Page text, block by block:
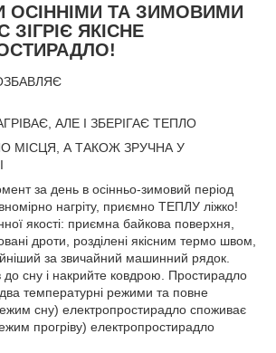
ТА ЗИМОВИМИ
ЯКІСНЕ
АЛЕ І ЗБЕРІГАЄ ТЕПЛО
МІСЦЯ, А ТАКОЖ ЗРУЧНА У
за день в осінньо-зимовий період
нагріту, приємно ТЕПЛУ ліжко!
якості: приємна байкова поверхня,
дроти, розділені якісним термо швом,
за звичайний машинний рядок.
до сну і накрийте ковдрою. Простирадло
температурні режими та повне
сну) електропростирадло споживає
прогріву) електропростирадло